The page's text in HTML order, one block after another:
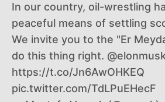
In our country, oil-wrestling
peaceful means of settling
We invite you to the "Er
do this thing right.
https://t.co/Jn6AwOHKEQ
pic.twitter.com/TdLPuEHecF